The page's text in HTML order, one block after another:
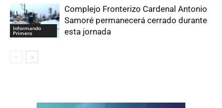
Informando
Primero
Complejo Fronterizo Cardenal Antonio
Samoré permanecerá cerrado durante
esta jornada